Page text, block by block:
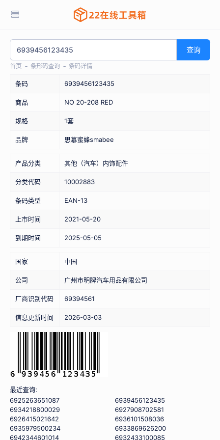
查询
首页 条形码查询 条码详情
条码 6939456123435
商品 NO 20-208 RED
规格 1套
品牌 思慕蜜蜂smabee
产品分类 其他（汽车）内饰配件
分类代码 10002883
条码类型 EAN-13
上市时间 2021-05-20
到期时间 2025-05-05
国家 中国
公司 广州市明牌汽车用品有限公司
厂商识别代码 69394561
信息更新时间 2026-03-03
最近查询:
6925263651087
6939456123435
6934218800029
6927908702581
6926415021642
6936101508036
6935979500234
6933869626200
6942344601014
6932433100085